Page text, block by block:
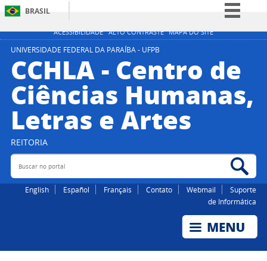
ACESSIBILIDADE ALTO CONTRASTE MAPA DO SITE
BRASIL
Simplifique!
Participe
Legislação
Canais
UNIVERSIDADE FEDERAL DA PARAÍBA - UFPB
CCHLA - Centro de
Ciências Humanas,
Letras e Artes
REITORIA
Buscar no portal
English Español Français Contato Webmail
Suporte
de Informática